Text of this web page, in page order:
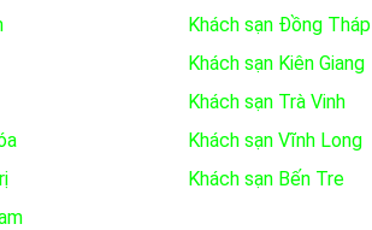
Khách sạn Đồng Tháp
Khách sạn Kiên Giang
Khách sạn Trà Vinh
Khách sạn Vĩnh Long
Khách sạn Bến Tre